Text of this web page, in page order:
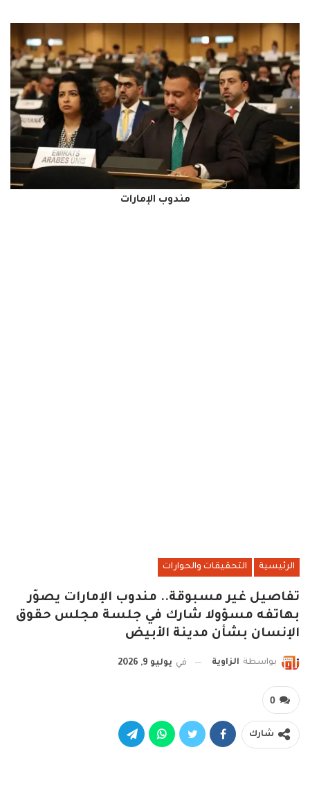
مندوب الإمارات
الرئيسية التحقيقات والحوارات
تفاصيل غير مسبوقة.. مندوب الإمارات يصوّر
بهاتفه مسؤولا شارك في جلسة مجلس حقوق
الإنسان بشأن مدينة الأبيض
بواسطة الزاوية في يوليو 9, 2026
0
شارك